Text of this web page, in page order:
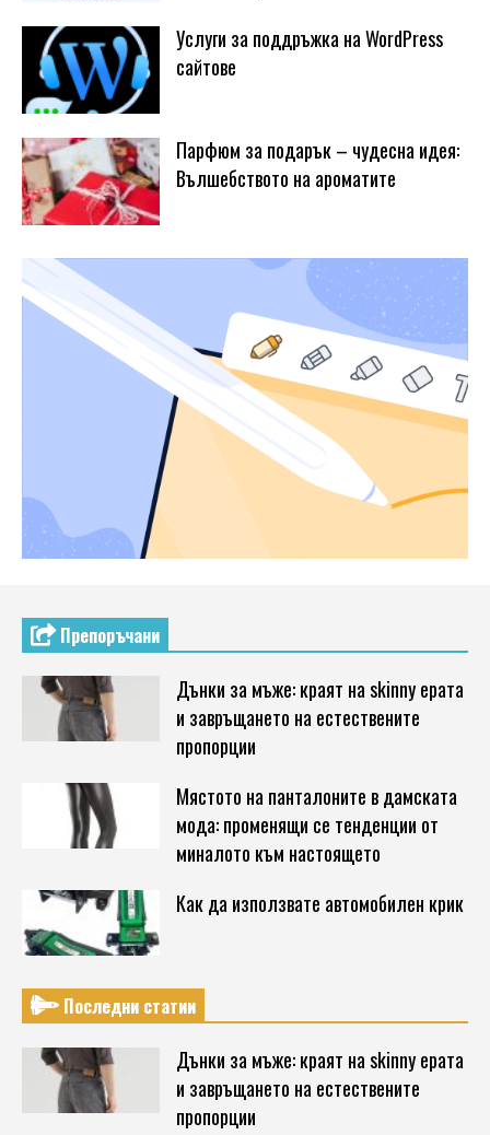
Услуги за поддръжка на WordPress
сайтове
Парфюм за подарък – чудесна идея:
Вълшебството на ароматите
Препоръчани
Дънки за мъже: краят на skinny ерата
и завръщането на естествените
пропорции
Мястото на панталоните в дамската
мода: променящи се тенденции от
миналото към настоящето
Как да използвате автомобилен крик
Последни статии
Дънки за мъже: краят на skinny ерата
и завръщането на естествените
пропорции